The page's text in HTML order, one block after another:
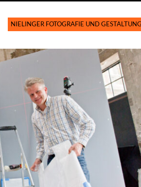
NIELINGER FOTOGRAFIE UND